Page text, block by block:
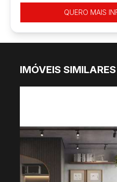
QUERO MAIS
IMÓVEIS SIMILARES